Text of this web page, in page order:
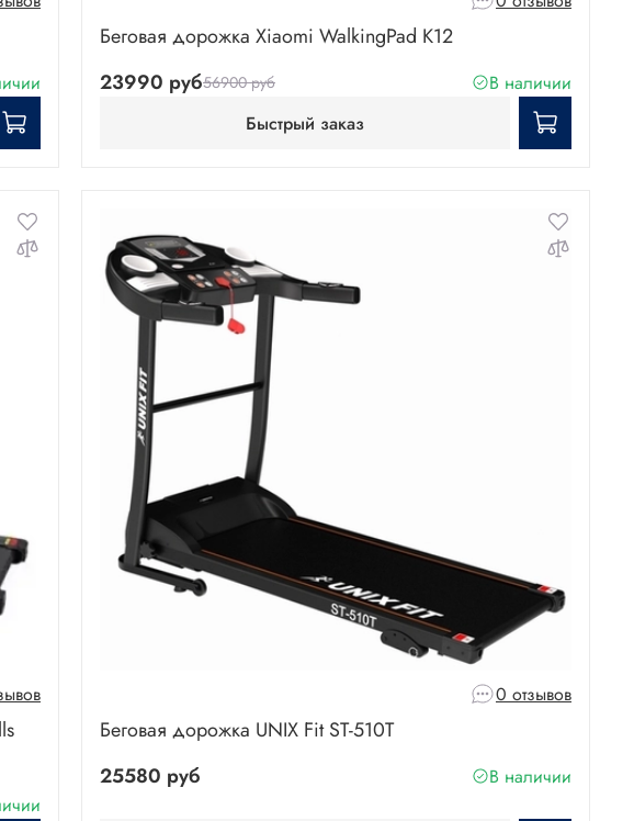
Беговая дорожка Xiaomi WalkingPad K12
23990 руб56900 руб
В наличии
Быстрый заказ
0 отзывов
Беговая дорожка UNIX Fit ST-510T
25580 руб
В наличии